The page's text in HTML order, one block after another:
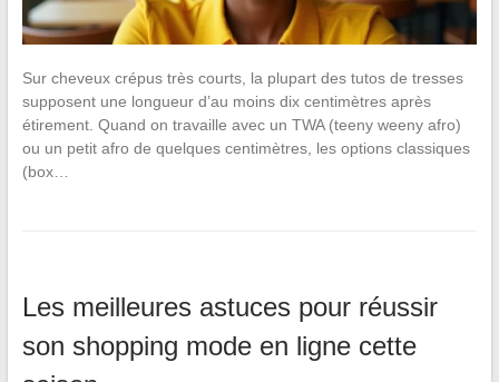
Sur cheveux crépus très courts, la plupart des tutos de tresses
supposent une longueur d’au moins dix centimètres après
étirement. Quand on travaille avec un TWA (teeny weeny afro)
ou un petit afro de quelques centimètres, les options classiques
(box…
Les meilleures astuces pour réussir
son shopping mode en ligne cette